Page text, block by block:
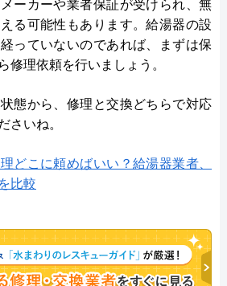
ーカーや業者保証が受けられ、無
る可能性もあります。給湯器の設
っていないのであれば、まずは保
修理依頼を行いましょう。
態から、修理と交換どちらで対応
さいね。
どこに頼めばいい？給湯器業者、
比較